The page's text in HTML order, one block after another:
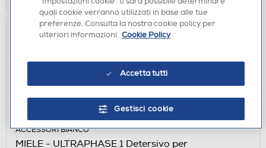
ACCESSORI BIANCO
MIELE - ULTRAPHASE 1 Detersivo per
quali cookie verranno utilizzati in base alle tue
preferenze. Consulta la nostra cookie policy per
ulteriori informazioni. Cookie Policy
Accetta tutti
Gestisci cookie